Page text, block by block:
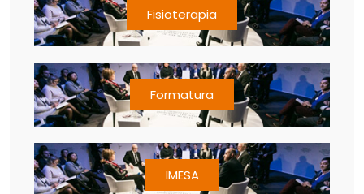
Fisioterapia
Formatura
IMESA